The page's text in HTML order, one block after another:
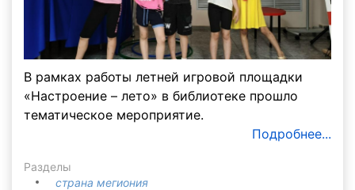
В рамках работы летней игровой площадки
«Настроение – лето» в библиотеке прошло
тематическое мероприятие.
Подробнее...
Разделы
страна мегиония